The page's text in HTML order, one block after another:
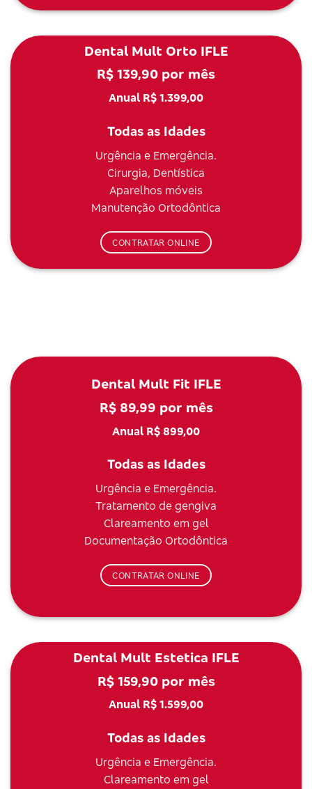
Dental Mult Orto IFLE
R$ 139,90 por mês
Anual R$ 1.399,00
Todas as Idades
Urgência e Emergência.
Cirurgia, Dentística
Aparelhos móveis
Manutenção Ortodôntica
CONTRATAR ONLINE
Dental Mult Fit IFLE
R$ 89,99 por mês
Anual R$ 899,00
Todas as Idades
Urgência e Emergência.
Tratamento de gengiva
Clareamento em gel
Documentação Ortodôntica
CONTRATAR ONLINE
Dental Mult Estetica IFLE
R$ 159,90 por mês
Anual R$ 1.599,00
Todas as Idades
Urgência e Emergência.
Clareamento em gel